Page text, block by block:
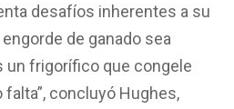
desafíos inherentes a su
de ganado sea
un frigorífico que congele
concluyó Hughes,